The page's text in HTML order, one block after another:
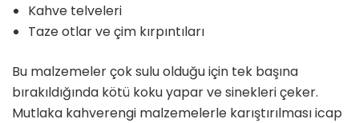
Kahve telveleri
Taze otlar ve çim kırpıntıları
Bu malzemeler çok sulu olduğu için tek başına
bırakıldığında kötü koku yapar ve sinekleri çeker.
Mutlaka kahverengi malzemelerle karıştırılması icap